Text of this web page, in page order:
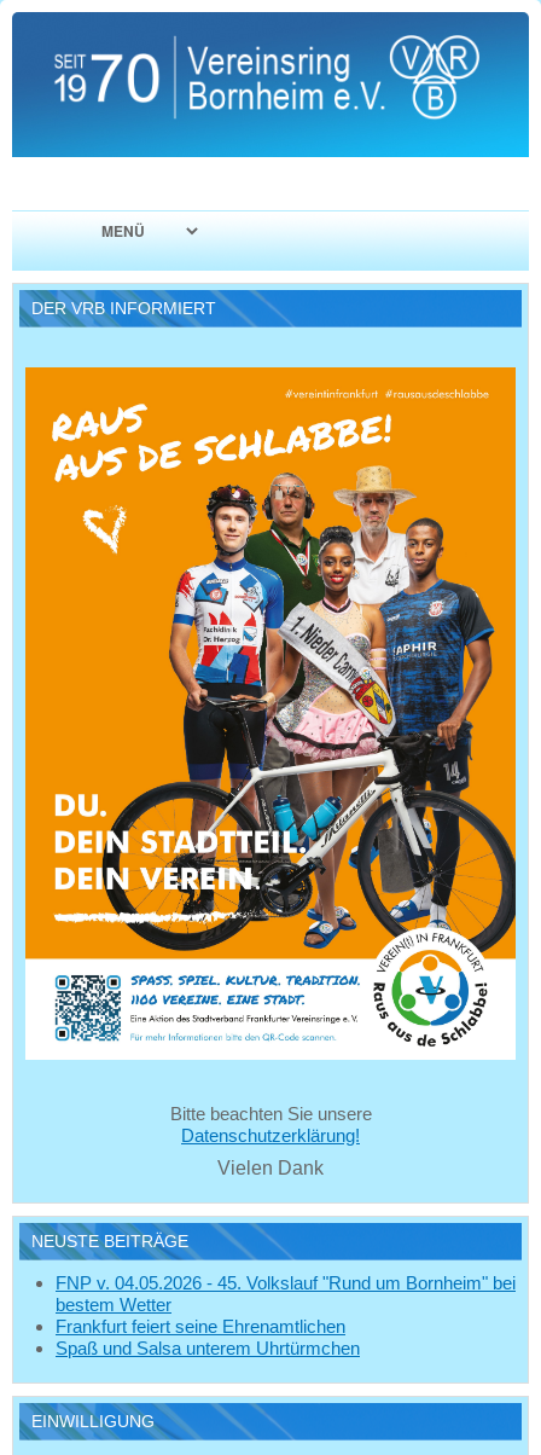
DER VRB INFORMIERT
Bitte beachten Sie unsere
Datenschutzerklärung!
Vielen Dank
NEUSTE BEITRÄGE
FNP v. 04.05.2026 - 45. Volkslauf "Rund um Bornheim" bei
bestem Wetter
Frankfurt feiert seine Ehrenamtlichen
Spaß und Salsa unterem Uhrtürmchen
EINWILLIGUNG